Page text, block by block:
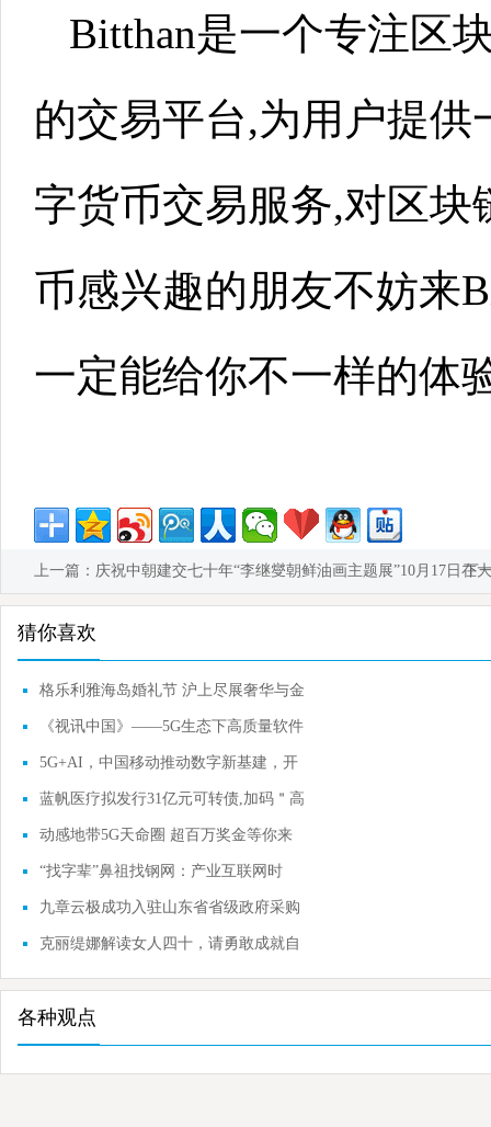
Bitthan是一个专注区
的交易平台,为用户提供
字货币交易服务,对区块
币感兴趣的朋友不妨来
一定能给你不一样的体
上一篇： 庆祝中朝建交七十年“李继燮朝鲜油画主题展”10月17日在
下
猜你喜欢
格乐利雅海岛婚礼节 沪上尽展奢华与金
曲的交融
《视讯中国》——5G生态下高质量软件
应用
5G+AI，中国移动推动数字新基建，开
启共赢智联新
蓝帆医疗拟发行31亿元可转债,加码＂高
值耗材+中
动感地带5G天命圈 超百万奖金等你来
“找字辈”鼻祖找钢网：产业互联网时
代，重新
九章云极成功入驻山东省省级政府采购
网上商城
克丽缇娜解读女人四十，请勇敢成就自
己
各种观点